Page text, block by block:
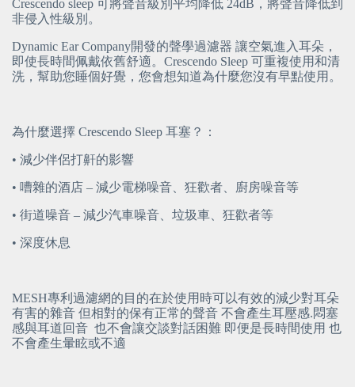
Crescendo sleep 可將聲音級別平均降低 24dB，將聲音降低到
非侵入性級別。
Dynamic Ear Company開發的聲學過濾器 讓空氣進入耳朵，
即使長時間佩戴依舊舒適。Crescendo Sleep 可重複使用和清
洗，幫助您睡個好覺，您會想知道為什麼您沒有早點使用。
為什麼選擇 Crescendo Sleep 耳塞？：
• 減少伴侶打鼾的影響
• 嘈雜的酒店 – 減少電梯噪音、狂歡者、廚房噪音等
• 街道噪音 – 減少汽車噪音、垃圾車、狂歡者等
• 深度休息
MESH專利過濾網的目的在於使用時可以有效的減少對耳朵
有害的雜音 但相對的保有正常的聲音 不會產生耳壓感.悶塞
感與耳道回音  也不會讓交談對話困難 即便是長時間使用 也
不會產生暈眩或不適